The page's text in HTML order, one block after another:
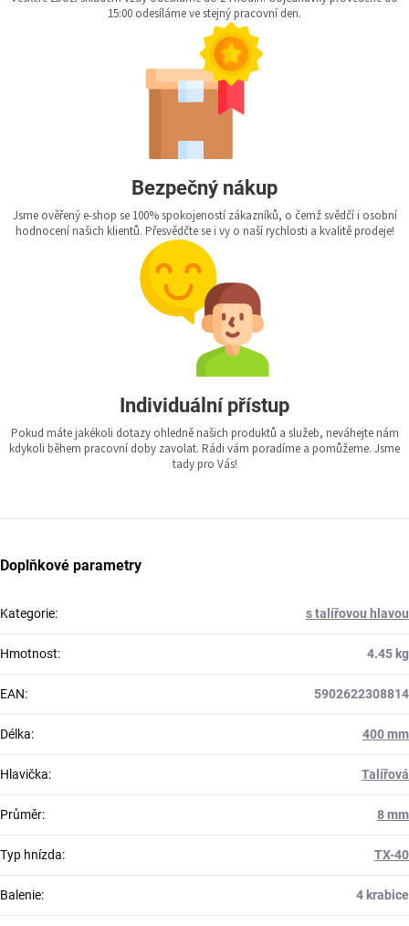
15:00 odesíláme ve stejný pracovní den.
Bezpečný nákup
Jsme ověřený e-shop se 100% spokojeností zákazníků, o čemž svědčí i osobní
hodnocení našich klientů. Přesvědčte se i vy o naší rychlosti a kvalitě prodeje!
Individuální přístup
Pokud máte jakékoli dotazy ohledně našich produktů a služeb, neváhejte nám
kdykoli během pracovní doby zavolat. Rádi vám poradíme a pomůžeme. Jsme
tady pro Vás!
Doplňkové parametry
Kategorie: s talířovou hlavou
Hmotnost: 4.45 kg
EAN: 5902622308814
Délka: 400 mm
Hlavička: Talířová
Průměr: 8 mm
Typ hnízda: TX-40
Balenie: 4 krabice